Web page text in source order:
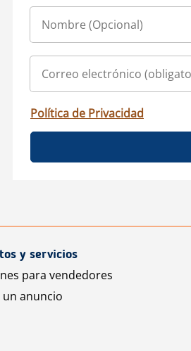
Política de Privacidad
y servicios
para vendedores
un anuncio